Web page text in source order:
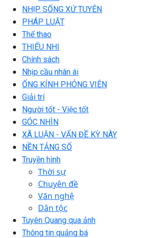
NHỊP SỐNG XỨ TUYÊN
PHÁP LUẬT
Thể thao
THIẾU NHI
Chính sách
Nhịp cầu nhân ái
ỐNG KÍNH PHÓNG VIÊN
Giải trí
Người tốt - Việc tốt
GÓC NHÌN
XÃ LUẬN - VẤN ĐỀ KỲ NÀY
NỀN TẢNG SỐ
Truyền hình
Thời sự
Chuyên đề
Văn nghệ
Dân tộc
Tuyên Quang qua ảnh
Thông tin quảng bá